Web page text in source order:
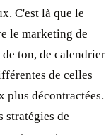
C'est là que le
le marketing de
ton, de calendrier
de celles
plus décontractées.
stratégies de